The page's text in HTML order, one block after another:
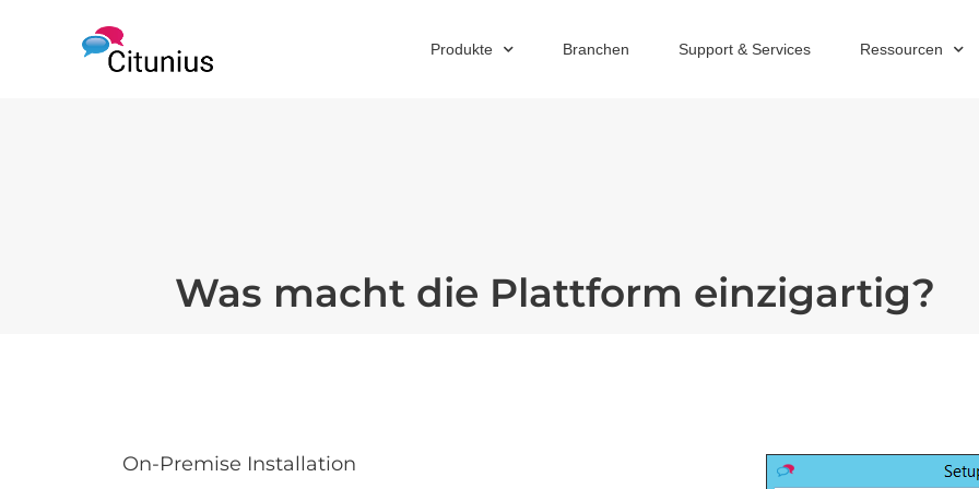
Produkte Branchen Support & Services Ressourcen
Was macht die Plattform einzigartig?
On-Premise Installation